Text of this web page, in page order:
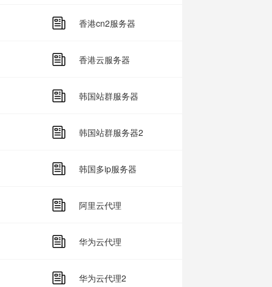
香港cn2服务器
香港云服务器
韩国站群服务器
韩国站群服务器2
韩国多ip服务器
阿里云代理
华为云代理
华为云代理2